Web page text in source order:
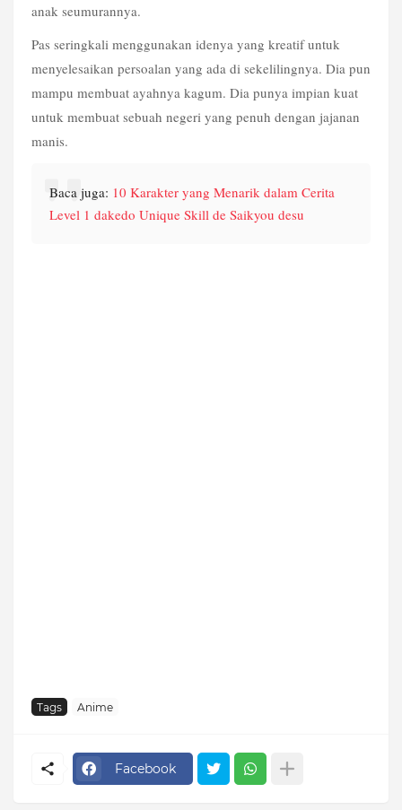
anak seumurannya.
Pas seringkali menggunakan idenya yang kreatif untuk
menyelesaikan persoalan yang ada di sekelilingnya. Dia pun
mampu membuat ayahnya kagum. Dia punya impian kuat
untuk membuat sebuah negeri yang penuh dengan jajanan
manis.
Baca juga: 10 Karakter yang Menarik dalam Cerita
Level 1 dakedo Unique Skill de Saikyou desu
Tags Anime
Facebook